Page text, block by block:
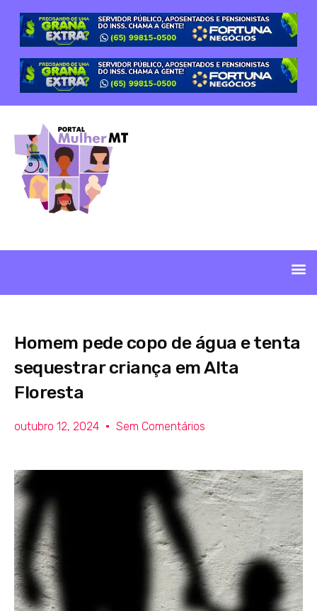
Homem pede copo de água e tenta
sequestrar criança em Alta
Floresta
outubro 12, 2024 Sem Comentários